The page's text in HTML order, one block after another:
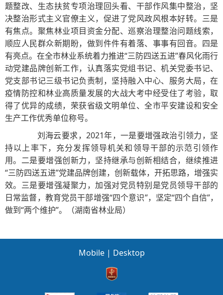
题整改、生态扶贫专项治理回头看、干部作风集中整治，坚
决整治形式主义官僚主义，促进了党风政风根本好转。三是
有焦点。聚焦林业项目资金分配、巡察治理整治问题线索，
顺应人民群众新期盼，做到件件有着落、事事有回音。四是
有亮点。在全市林业系统着力推进“三防四送五进”春风化雨行
动党建品牌创新工作，认真落实党组书记、机关党委书记、
党支部书记三级书记负责制，坚持融入中心、服务大局，在
疫情防控和林业高质量发展的大战大考中经受住了考验，取
得了优异的成绩，荣获省级文明单位、全市平安建设和安全
生产工作优秀单位称号。
刘海云要求，2021年，一是要增强政治引领力，坚
持以上率下，充分发挥领导机关和领导干部的示范引领作
用。二是要增强创新力，坚持继承与创新相结合，继续推进
“三防四送五进”党建品牌创建，创新载体，开拓思路，增强实
效。三是要增强凝聚力，加强对党员特别是党员领导干部的
日常监督，教育党员干部增强“四个意识”，坚定“四个自信”，
做到“两个维护”。（湖南省林业局）
Mobile | Desktop